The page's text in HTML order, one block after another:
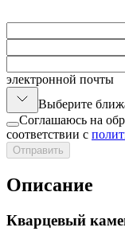
электронной почты
Выберите
Соглашаюсь на
соответствии с
Отправить
Описание
Кварцевый